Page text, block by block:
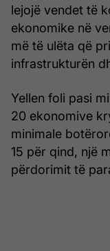
lejojë vendet të
ekonomike në
më të ulëta që
infrastrukturën
Yellen foli pasi
20 ekonomive
minimale
15 për qind, një
përdorimit të